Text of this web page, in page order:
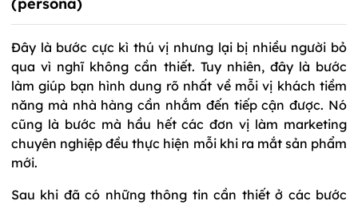
Đây là bước cực kì thú vị nhưng lại bị nhiều người bỏ
qua vì nghĩ không cần thiết. Tuy nhiên, đây là bước
làm giúp bạn hình dung rõ nhất về mỗi vị khách tiềm
năng mà nhà hàng cần nhắm đến tiếp cận được. Nó
cũng là bước mà hầu hết các đơn vị làm marketing
chuyên nghiệp đều thực hiện mỗi khi ra mắt sản phẩm
mới.
Sau khi đã có những thông tin cần thiết ở các bước